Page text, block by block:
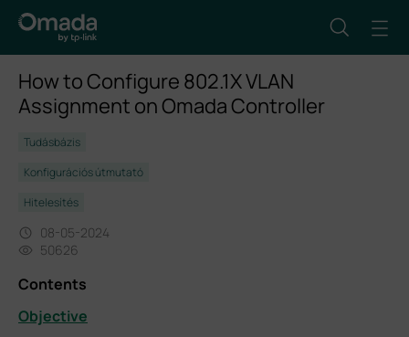
How to Configure 802.1X VLAN
Assignment on Omada Controller
Tudásbázis
Konfigurációs útmutató
Hitelesítés
08-05-2024
50626
Contents
Objective